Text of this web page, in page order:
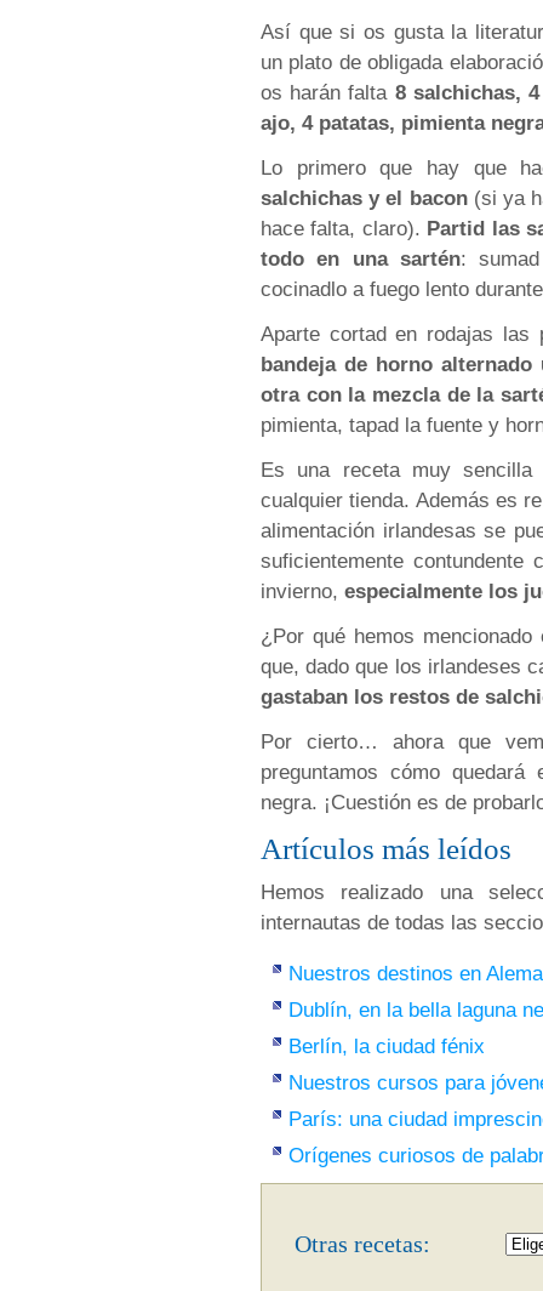
Así que si os gusta la
un plato de obligada
os harán falta 8 salchichas,
ajo, 4 patatas, pimienta
Lo primero que hay que
salchichas y el bacon(si ya
hace falta, claro). Partid las
todo en una sartén:
cocinadlo a fuego lento
Aparte cortad en rodajas
bandeja de horno
otra con la mezcla de la
pimienta, tapad la fuente y
Es una receta muy
cualquier tienda. Además es
alimentación irlandesas se
suficientemente
invierno, especialmente los
¿Por qué hemos
que, dado que los irlandeses
gastaban los restos de
Por cierto… ahora que
preguntamos cómo
negra. ¡Cuestión es de
Artículos más leídos
Hemos realizado una
internautas de todas las
Nuestros destinos en
Dublín, en la bella laguna
Berlín, la ciudad fénix
Nuestros cursos para
París: una ciudad
Orígenes curiosos de
Otras recetas: